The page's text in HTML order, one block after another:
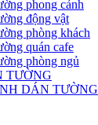
phong cảnh
động vật
phòng khách
quán cafe
phòng ngủ
TƯỜNG
DÁN TƯỜNG